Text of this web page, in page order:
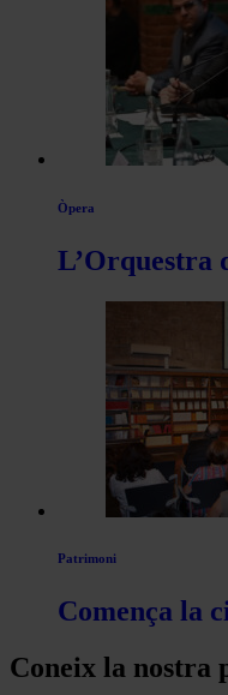
Òpera
L’Orquestra
Patrimoni
Comença la
Coneix la nostra